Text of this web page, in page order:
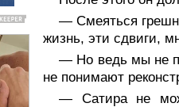
— Смеяться
жизнь, эти сдвиги,
— Но ведь мы не
не понимают
— Сатира не